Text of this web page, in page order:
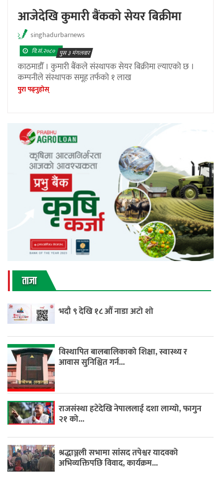
आजेदेखि कुमारी बैंकको सेयर बिक्रीमा
singhadurbarnews
वि.सं.२०८० पुस ३ मंगलवार
काठमाडौँ । कुमारी बैंकले संस्थापक सेयर बिक्रीमा ल्याएको छ ।
कम्पनीले संस्थापक समूह तर्फको १ लाख
पुरा पढ्नुहाेस्
ताजा
भदौ ९ देखि १८ औँ नाडा अटो शो
विस्थापित बालबालिकाको शिक्षा, स्वास्थ्य र
आवास सुनिश्चित गर्न...
राजसंस्था हटेदेखि नेपाललाई दशा लाग्यो, फागुन
२१ को...
श्रद्धाञ्जली सभामा सांसद तपेश्वर यादवको
अभिव्यक्तिपछि विवाद, कार्यक्रम...